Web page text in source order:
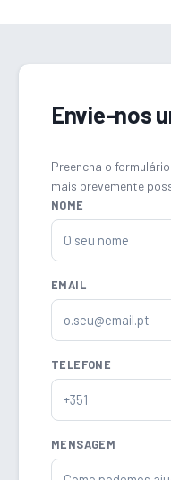
Envie-nos
Preencha o
mais brevemente
NOME
EMAIL
TELEFONE
MENSAGEM